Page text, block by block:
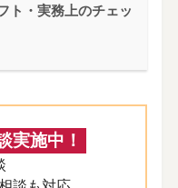
ト・実務上のチェッ
実施中！